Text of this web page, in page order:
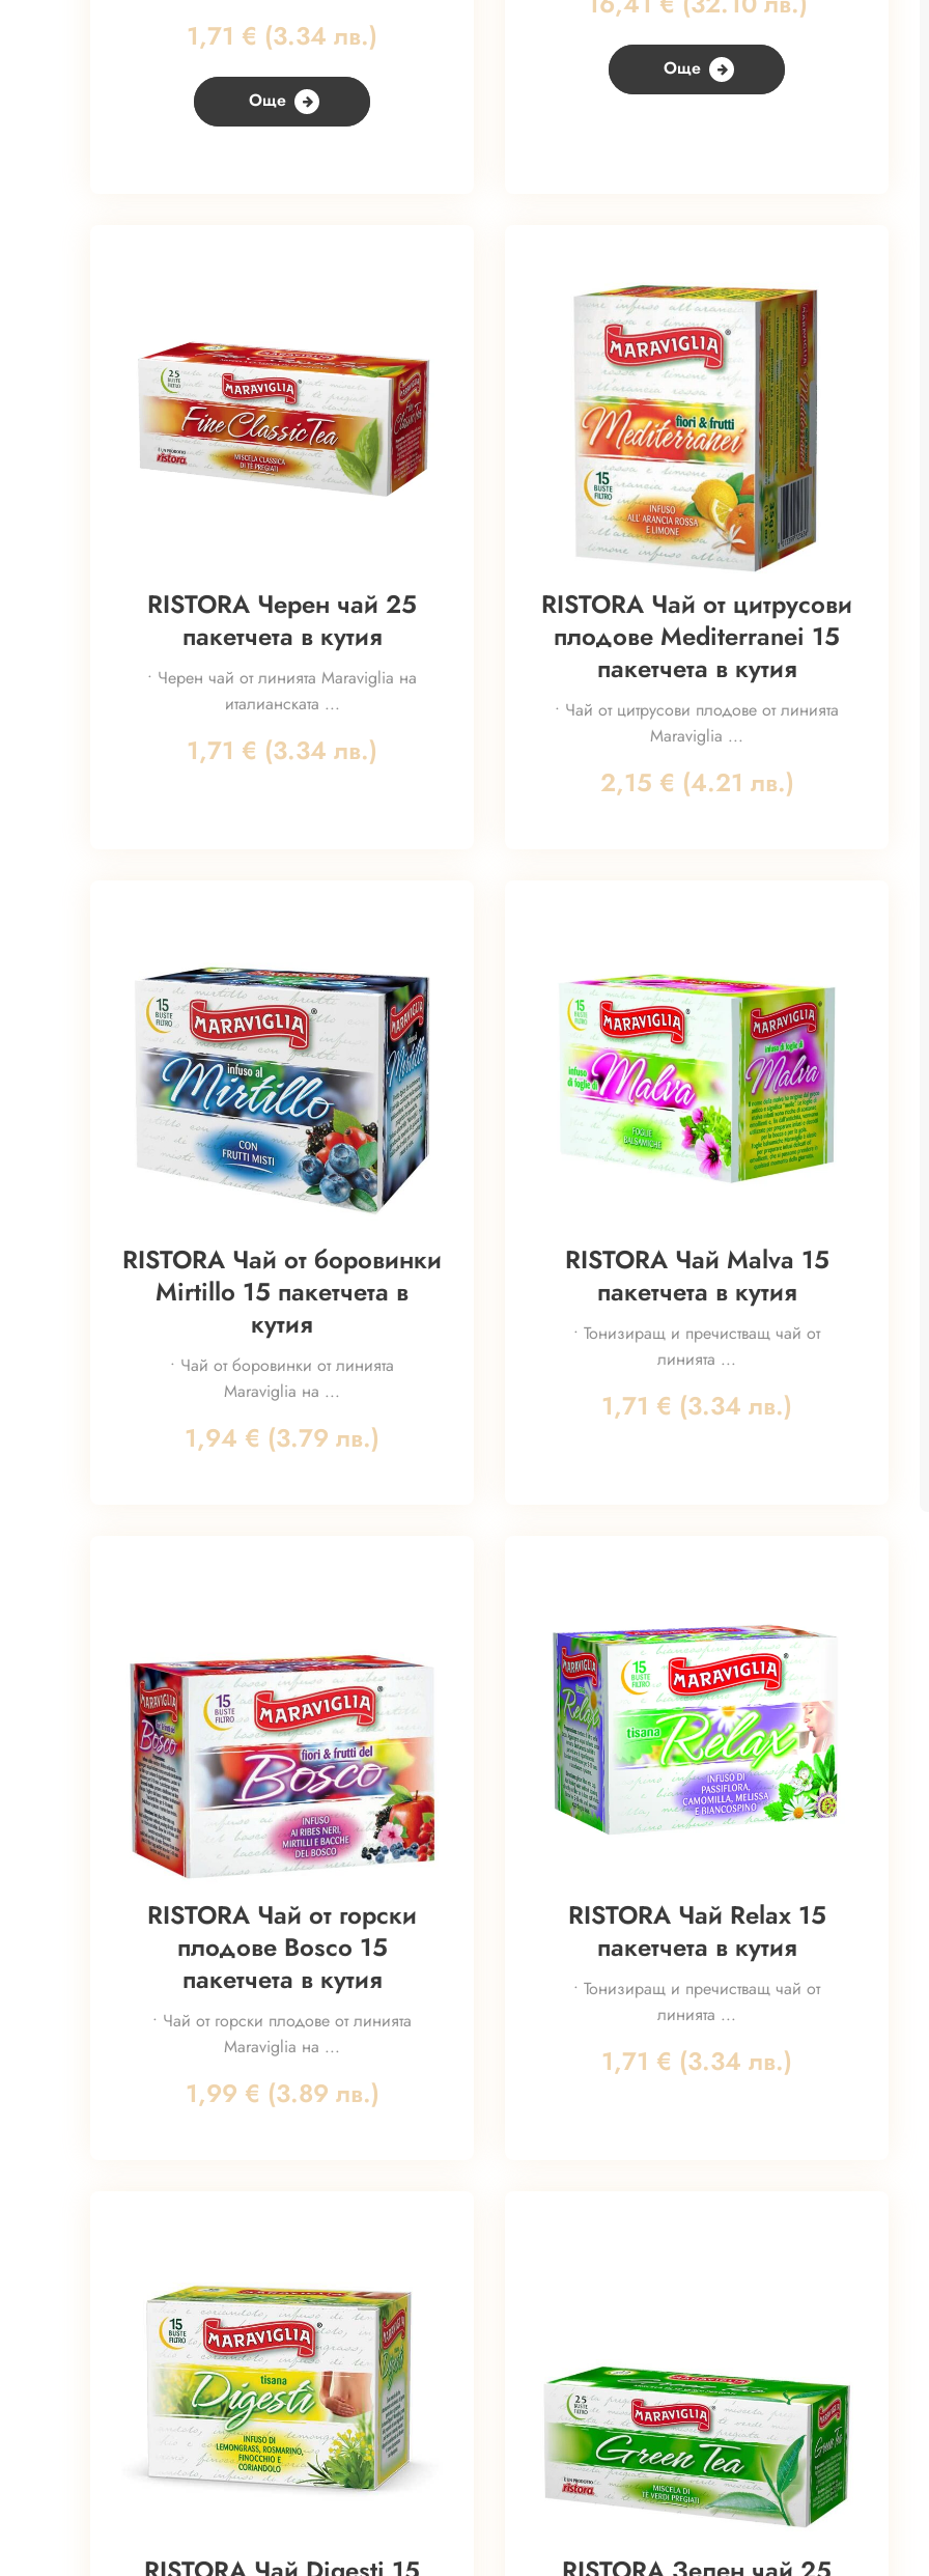
1,71 € (3.34 лв.)
Още
Още
RISTORA Черен чай 25
пакетчета в кутия
• Черен чай от линията Maraviglia на
италианската ...
1,71 € (3.34 лв.)
RISTORA Чай от цитрусови
плодове Mediterranei 15
пакетчета в кутия
• Чай от цитрусови плодове от линията
Maraviglia ...
2,15 € (4.21 лв.)
RISTORA Чай от боровинки
Mirtillo 15 пакетчета в
кутия
• Чай от боровинки от линията
Maraviglia на ...
1,94 € (3.79 лв.)
RISTORA Чай Malva 15
пакетчета в кутия
• Тонизиращ и пречистващ чай от
линията ...
1,71 € (3.34 лв.)
RISTORA Чай от горски
плодове Bosco 15
пакетчета в кутия
• Чай от горски плодове от линията
Maraviglia на ...
1,99 € (3.89 лв.)
RISTORA Чай Relax 15
пакетчета в кутия
• Тонизиращ и пречистващ чай от
линията ...
1,71 € (3.34 лв.)